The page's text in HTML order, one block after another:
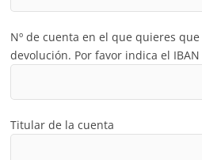
Nº de cuenta en el que quieres
devolución. Por favor indica el
Titular de la cuenta